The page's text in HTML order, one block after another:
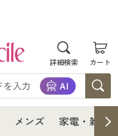
詳細検索 カート
メンズ 家電・雑貨